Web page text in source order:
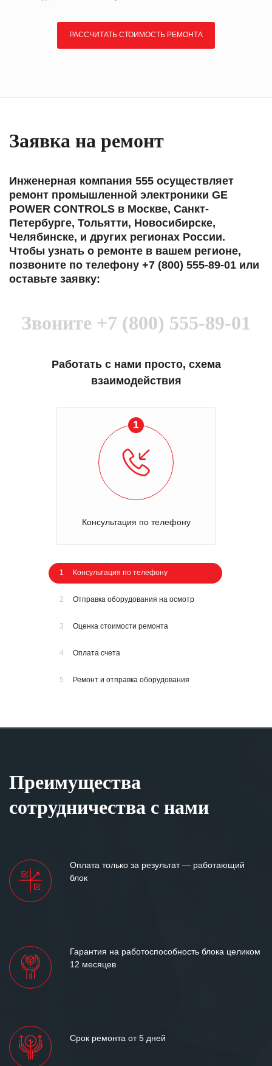
РАССЧИТАТЬ СТОИМОСТЬ РЕМОНТА
Заявка на ремонт
Инженерная компания 555 осуществляет
ремонт промышленной электроники GE
POWER CONTROLS в Москве, Санкт-
Петербурге, Тольятти, Новосибирске,
Челябинске, и других регионах России.
Чтобы узнать о ремонте в вашем регионе,
позвоните по телефону +7 (800) 555-89-01 или
оставьте заявку:
Звоните +7 (800) 555-89-01
Работать с нами просто, схема
взаимодействия
1
Консультация по телефону
1 Консультация по телефону
2 Отправка оборудования на осмотр
3 Оценка стоимости ремонта
4 Оплата счета
5 Ремонт и отправка оборудования
Преимущества
сотрудничества с нами
Оплата только за результат — работающий
блок
Гарантия на работоспособность блока целиком
12 месяцев
Срок ремонта от 5 дней